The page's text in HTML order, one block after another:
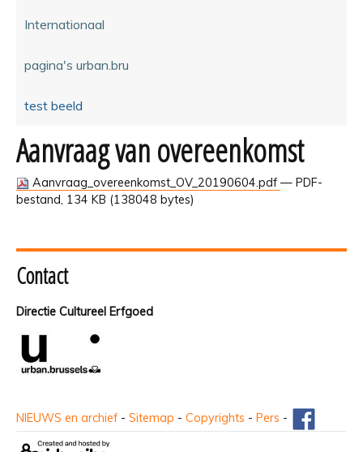
Internationaal
pagina's urban.bru
test beeld
Aanvraag van overeenkomst
Aanvraag_overeenkomst_OV_20190604.pdf — PDF-
bestand, 134 KB (138048 bytes)
Contact
Directie Cultureel Erfgoed
NIEUWS en archief - Sitemap - Copyrights - Pers -